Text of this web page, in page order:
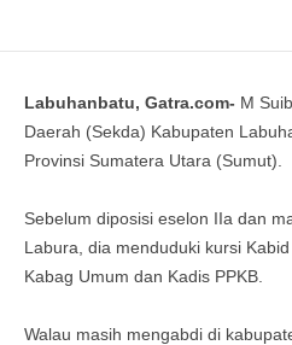
(GATRA/ist)
Labuhanbatu, Gatra.com- M
Daerah (Sekda) Kabupaten
Provinsi Sumatera Utara (Sumut).
Sebelum diposisi eselon IIa dan
Labura, dia menduduki kursi
Kabag Umum dan Kadis PPKB.
Walau masih mengabdi di